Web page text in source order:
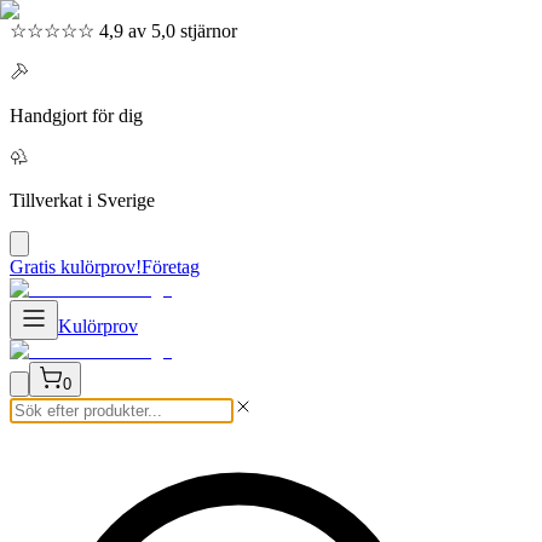
☆☆☆☆☆ 4,9 av 5,0 stjärnor
Handgjort för dig
Tillverkat i Sverige
Gratis kulörprov!Företag
Kulörprov
0